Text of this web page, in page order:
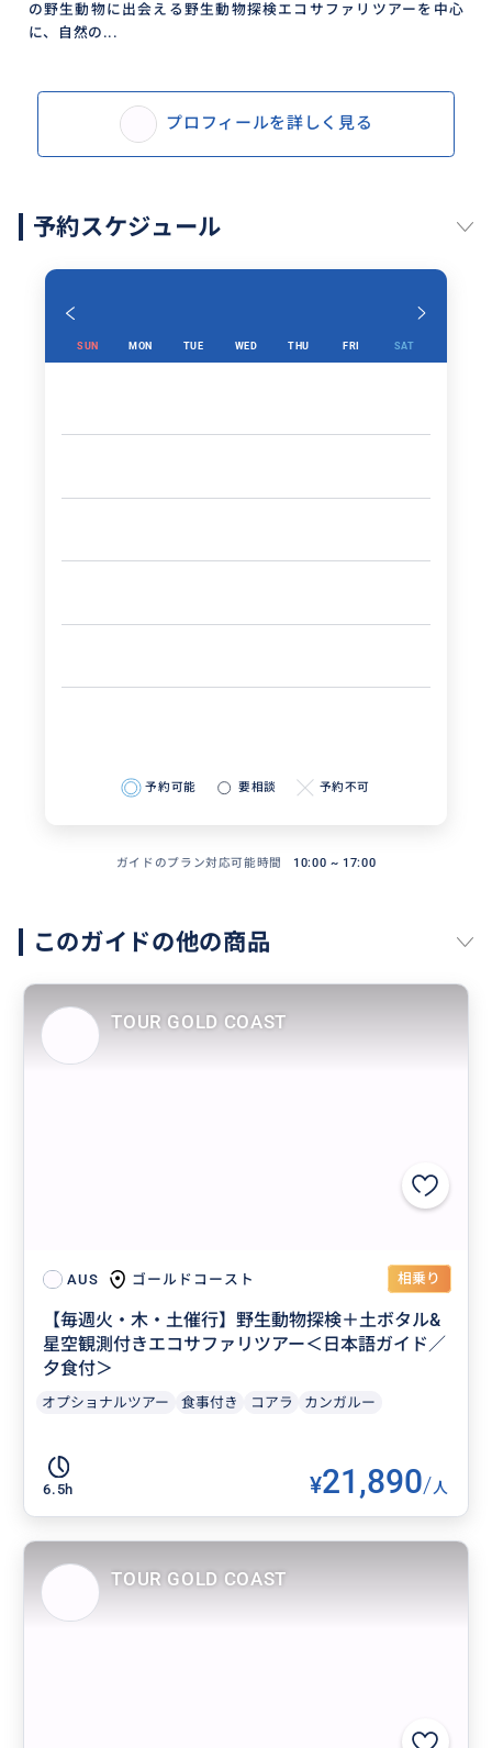
の野生動物に出会える野生動物探検エコサファリツアーを中心
に、自然の...
プロフィールを詳しく見る
予約スケジュール
SUN MON TUE WED THU FRI SAT
予約可能 要相談 予約不可
ガイドのプラン対応可能時間 10:00 ~ 17:00
このガイドの他の商品
AUS ゴールドコースト 相乗り
【毎週火・木・土催行】野生動物探検＋土ボタル&
星空観測付きエコサファリツアー＜日本語ガイド／
夕食付＞
オプショナルツアー 食事付き コアラ カンガルー
6.5h ¥21,890/人
TOUR GOLD COAST
TOUR GOLD COAST